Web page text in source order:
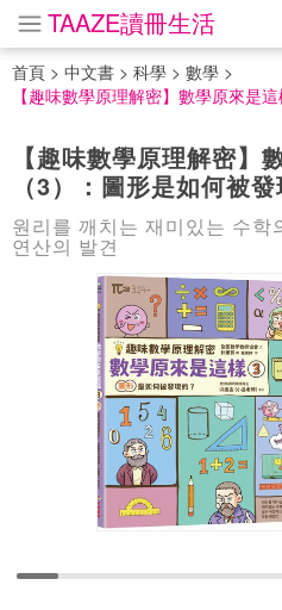
TAAZE讀冊生活
首頁 > 中文書 > 科學 > 數學 >
【趣味數學原理解密】數學原來是
【趣味數學原理解密】
（3）：圖形是如何被
원리를 깨치는 재미있는 수
연산의 발견